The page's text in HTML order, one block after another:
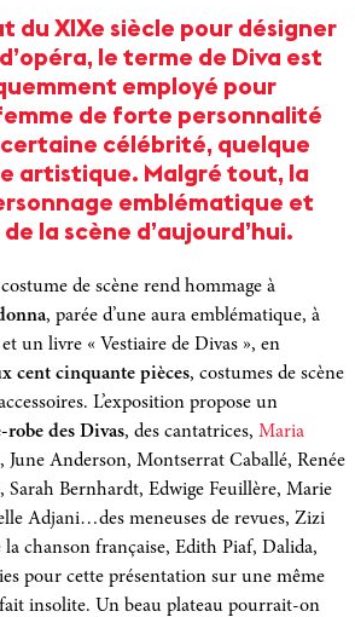
du XIXe siècle pour désigner
le terme de Diva est
employé pour
de forte personnalité
certaine célébrité, quelque
artistique. Malgré tout, la
emblématique et
la scène d’aujourd’hui.
de scène rend hommage à
, parée d’une aura emblématique, à
un livre « Vestiaire de Divas », en
cent cinquante pièces, costumes de scène
L’exposition propose un
robe des Divas, des cantatrices, Maria
June Anderson, Montserrat Caballé, Renée
Bernhardt, Edwige Feuillère, Marie
Adjani…des meneuses de revues, Zizi
la chanson française, Edith Piaf, Dalida,
pour cette présentation sur une même
insolite. Un beau plateau pourrait-on